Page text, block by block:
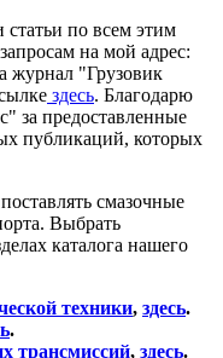
по всем этим
на мой адрес:
журнал "Грузовик
здесь. Благодарю
за предоставленные
публикаций, которых
смазочные
Выбрать
каталога нашего
техники, здесь.
.
трансмиссий, здесь.